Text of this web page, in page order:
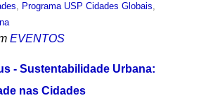
, Programa USP Cidades Globais,
EVENTOS
- Sustentabilidade Urbana:
nas Cidades